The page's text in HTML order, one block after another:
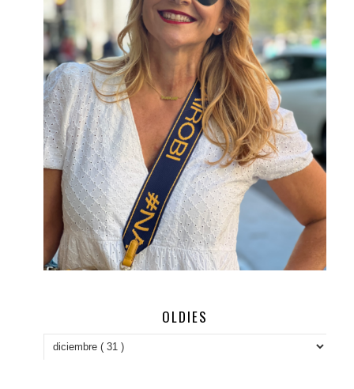
OLDIES